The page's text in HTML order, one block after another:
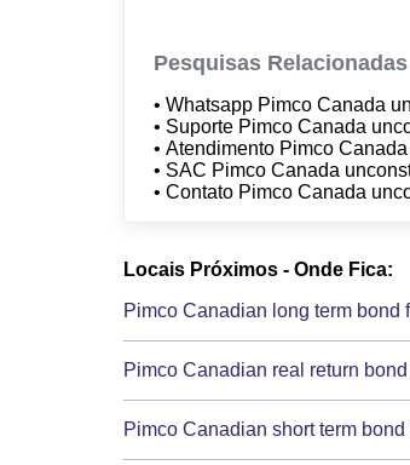
Pesquisas Relacionadas
• Whatsapp Pimco Canada
• Suporte Pimco Canada
• Atendimento Pimco
• SAC Pimco Canada
• Contato Pimco Canada
Locais Próximos - Onde Fica:
Pimco Canadian long term bond
Pimco Canadian real return
Pimco Canadian short term